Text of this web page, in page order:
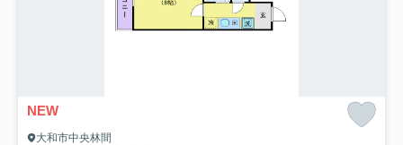
NEW
大和市中央林間